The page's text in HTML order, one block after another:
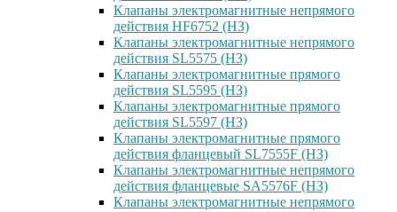
Клапаны электромагнитные непрямого
действия HF6752 (НЗ)
Клапаны электромагнитные непрямого
действия SL5575 (НЗ)
Клапаны электромагнитные прямого
действия SL5595 (НЗ)
Клапаны электромагнитные прямого
действия SL5597 (НЗ)
Клапаны электромагнитные прямого
действия фланцевый SL7555F (НЗ)
Клапаны электромагнитные непрямого
действия фланцевые SA5576F (НЗ)
Клапаны электромагнитные непрямого